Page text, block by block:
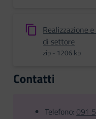
Realizzazione
di settore
zip - 1206 kb
Contatti
Telefono: 091